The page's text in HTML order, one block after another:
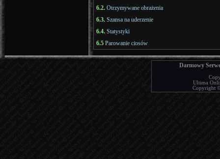
6.2. Otrzymywane obrażenia
6.3. Szansa na uderzenie
6.4. Statystyki
6.5 Parowanie ciosów
Darmowy
Ultima
Copyright